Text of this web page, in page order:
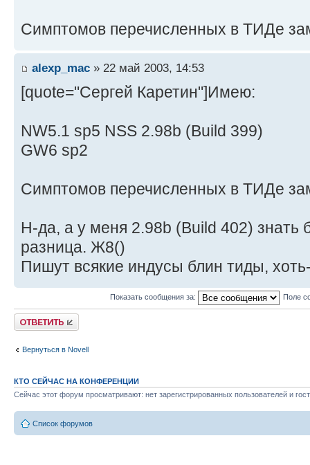
Симптомов перечисленных в ТИДе
alexp_mac » 22 май 2003, 14:53
[quote="Сергей Каретин"]Имею:
NW5.1 sp5 NSS 2.98b (Build 399)
GW6 sp2
Симптомов перечисленных в ТИДе
Н-да, а у меня 2.98b (Build 402) знать
разница. Ж8()
Пишут всякие индусы блин тиды,
Показать сообщения за: Поле
Ответить
Вернуться в Novell
КТО СЕЙЧАС НА КОНФЕРЕНЦИИ
Сейчас этот форум просматривают: нет зарегистрированных пользователей и
Список форумов